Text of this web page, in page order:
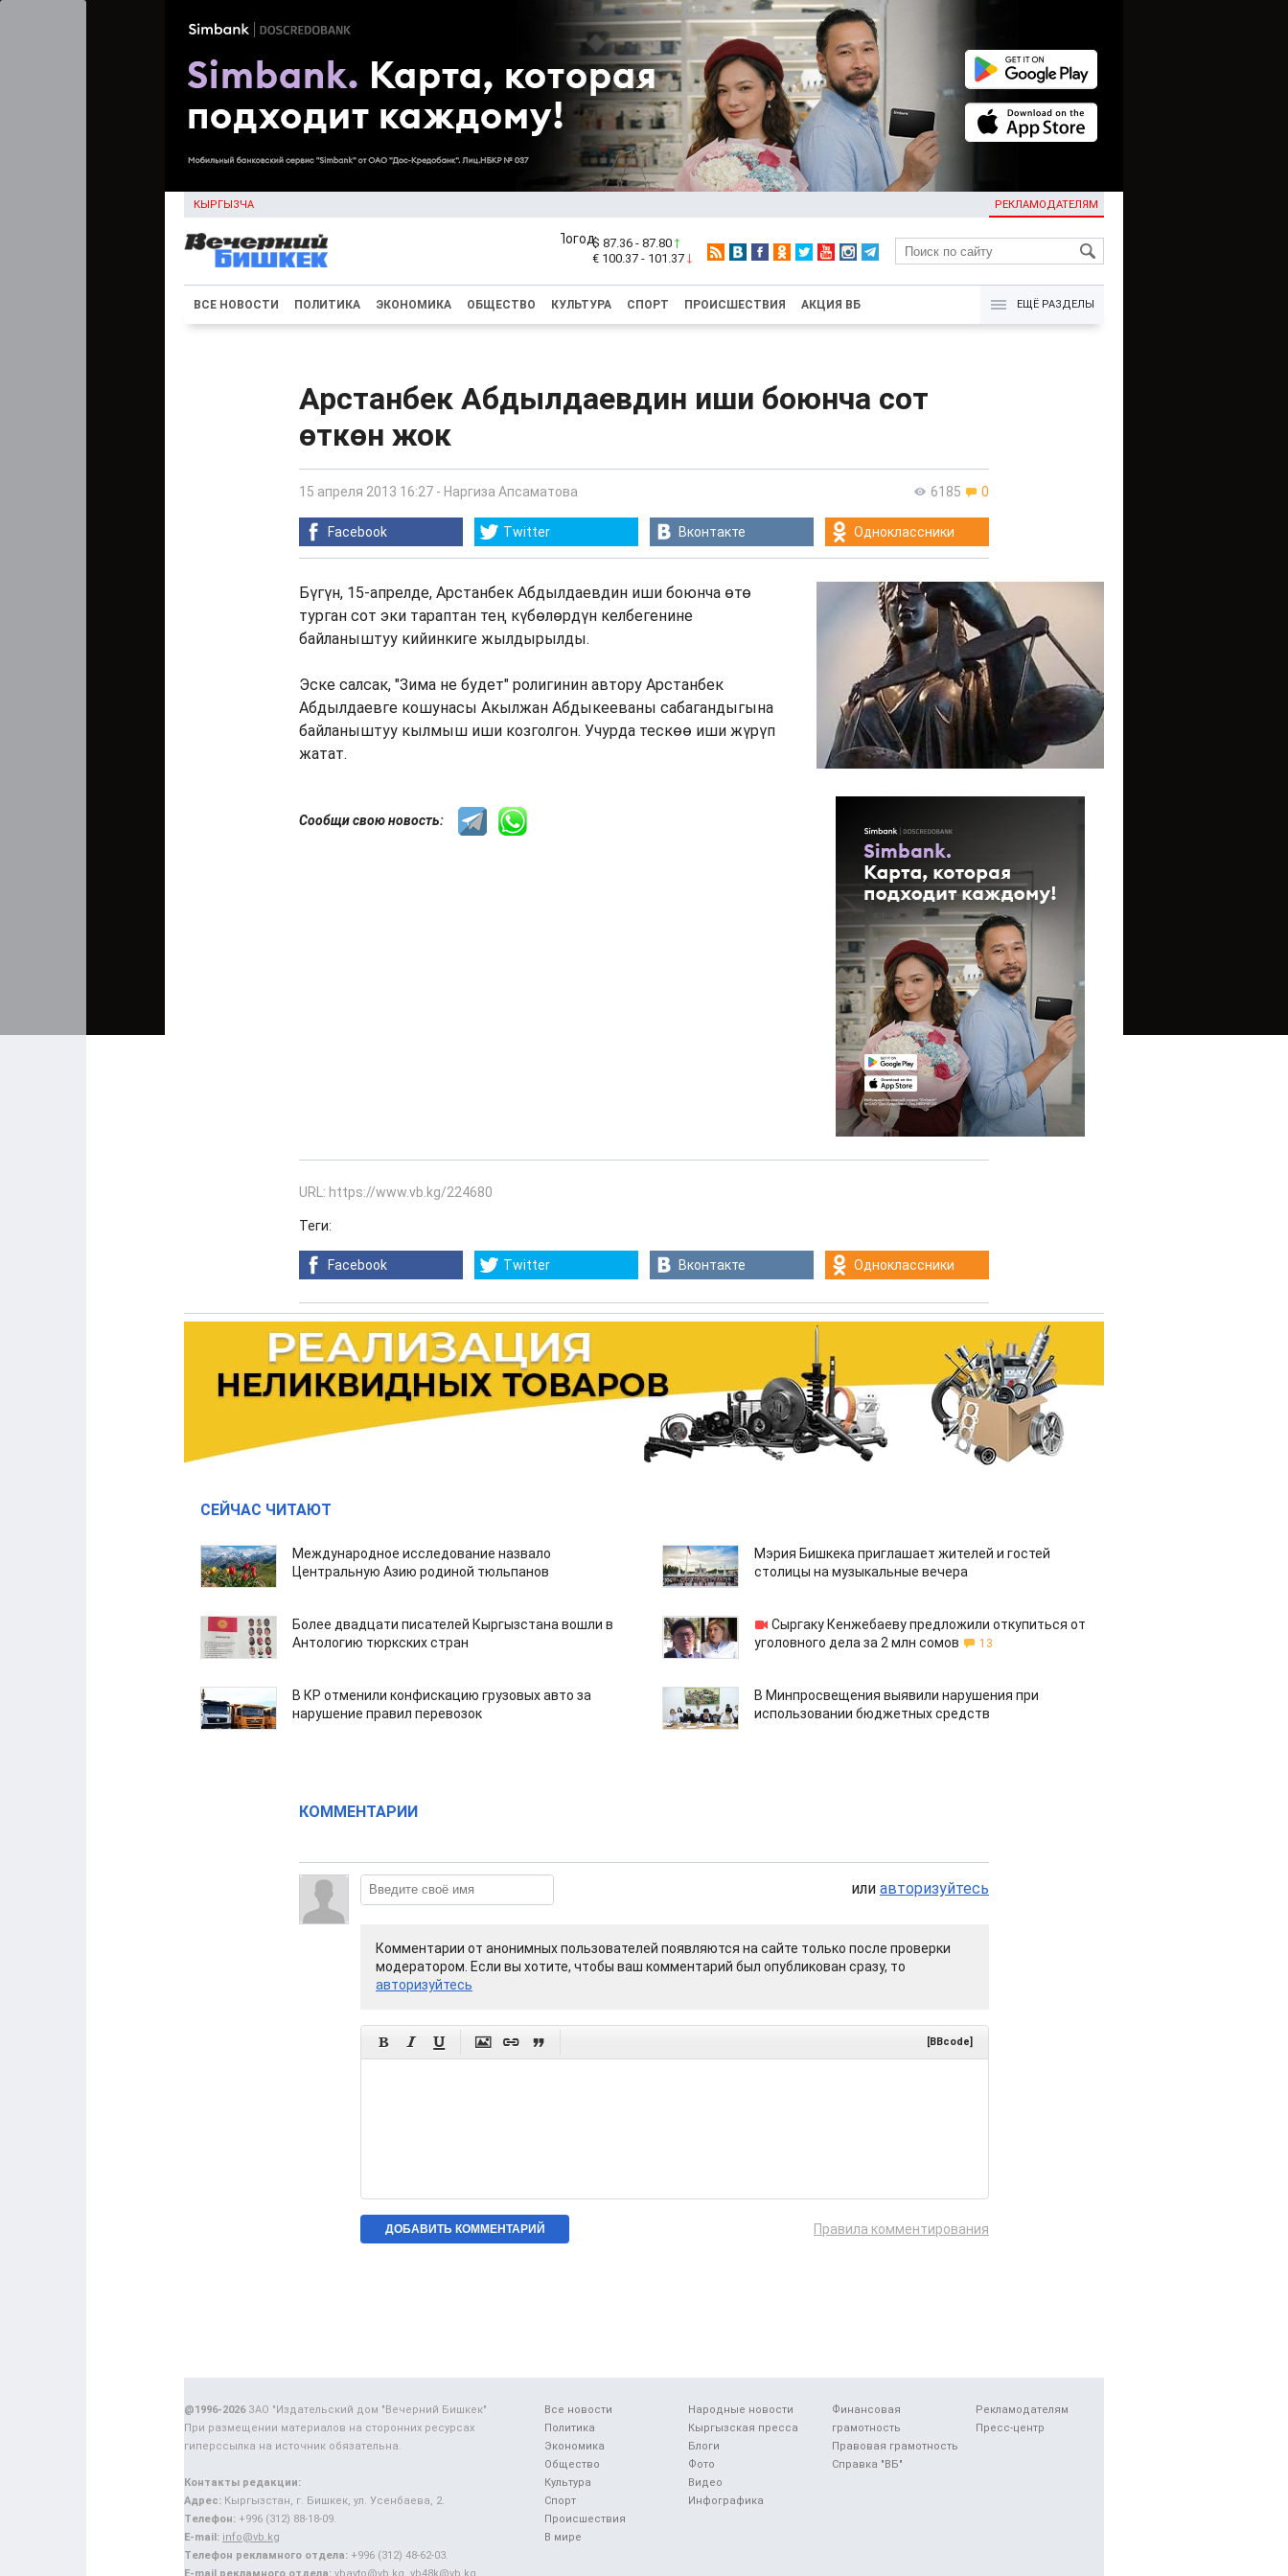
КЫРГЫЗЧА РЕКЛАМОДАТЕЛЯМ
KG
$ 87.36 - 87.80
€ 100.37 - 101.37
ВСЕ НОВОСТИ ПОЛИТИКА ЭКОНОМИКА ОБЩЕСТВО КУЛЬТУРА СПОРТ ПРОИСШЕСТВИЯ АКЦИЯ ВБ ЕЩЁ РАЗДЕЛЫ
Арстанбек Абдылдаевдин иши боюнча сот
өткөн жок
6185 0
15 апреля 2013 16:27 - Наргиза Апсаматова
Facebook Twitter Вконтакте Одноклассники
Бүгүн, 15-апрелде, Арстанбек Абдылдаевдин иши боюнча өтө
турган сот эки тараптан тең күбөлөрдүн келбегенине
байланыштуу кийинкиге жылдырылды.
Эске салсак, "Зима не будет" ролигинин автору Арстанбек
Абдылдаевге кошунасы Акылжан Абдыкееваны сабагандыгына
байланыштуу кылмыш иши козголгон. Учурда тескөө иши жүрүп
жатат.
Сообщи свою новость:
URL: https://www.vb.kg/224680
Теги:
Facebook Twitter Вконтакте Одноклассники
СЕЙЧАС ЧИТАЮТ
Международное исследование назвало
Центральную Азию родиной тюльпанов
Мэрия Бишкека приглашает жителей и гостей
столицы на музыкальные вечера
Более двадцати писателей Кыргызстана вошли в
Антологию тюркских стран
Сыргаку Кенжебаеву предложили откупиться от
уголовного дела за 2 млн сомов
13
В КР отменили конфискацию грузовых авто за
нарушение правил перевозок
В Минпросвещения выявили нарушения при
использовании бюджетных средств
КОММЕНТАРИИ
или авторизуйтесь
Комментарии от анонимных пользователей появляются на сайте только после проверки
модератором. Если вы хотите, чтобы ваш комментарий был опубликован сразу, то
авторизуйтесь
      [BBcode]
Правила комментирования
Все новости
Политика
Экономика
Общество
Культура
Спорт
Происшествия
В мире
Народные новости
Кыргызская пресса
Блоги
Фото
Видео
Инфографика
Финансовая
грамотность
Правовая грамотность
Справка "ВБ"
Рекламодателям
Пресс-центр
@1996-2026ЗАО "Издательский дом "Вечерний Бишкек"
При размещении материалов на сторонних ресурсах
гиперссылка на источник обязательна.
Контакты редакции:
Адрес: Кыргызстан, г. Бишкек, ул. Усенбаева, 2.
Телефон: +996 (312) 88-18-09.
E-mail: info@vb.kg
Телефон рекламного отдела: +996 (312) 48-62-03.
E-mail рекламного отдела: vbavto@vb.kg, vb48k@vb.kg